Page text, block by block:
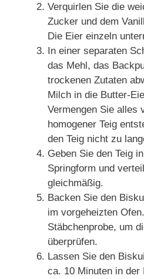
Verquirlen Sie die
Zucker und dem
Die Eier einzeln
In einer separaten
das Mehl, das
trockenen Zutaten
Milch in die Butter-
Vermengen Sie alles
homogener Teig
den Teig nicht zu
Geben Sie den Teig
Springform und
gleichmäßig.
Backen Sie den
im vorgeheizten
Stäbchenprobe, um
überprüfen.
Lassen Sie den
ca. 10 Minuten in der